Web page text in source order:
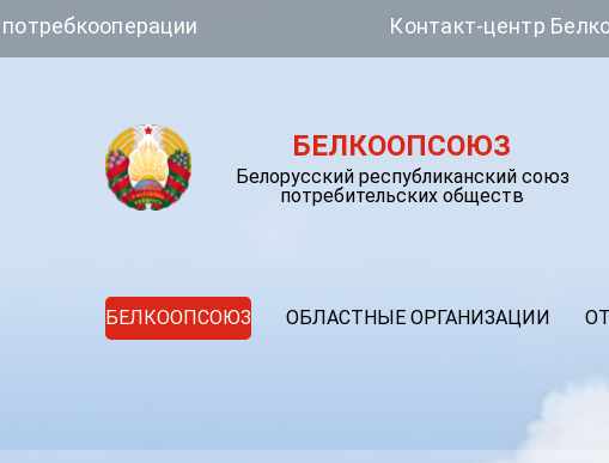
Контакт-центр Белкоопсоюза
БЕЛКООПСОЮЗ
Белорусский республиканский союз
потребительских обществ
БЕЛКООПСОЮЗ ОБЛАСТНЫЕ ОРГАНИЗАЦИИ